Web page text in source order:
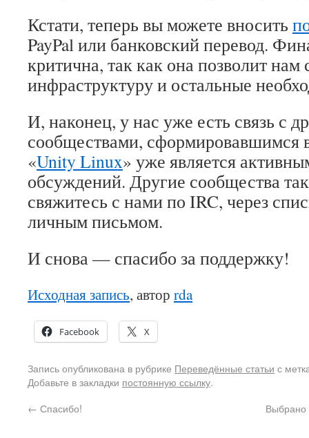
Кстати, теперь вы можете вносить
PayPal или банковский перевод.
критична, так как она позволит нам
инфраструктуру и остальные
И, наконец, у нас уже есть связь с
сообществами, сформировавшимся
«Unity Linux» уже является
обсуждений. Другие сообщества
свяжитесь с нами по IRC, через
личным письмом.
И снова — спасибо за поддержку!
Исходная запись, автор rda
Facebook X
Запись опубликована в рубрике Переведённые статьи с
Добавьте в закладки постоянную ссылку.
← Спасибо! Выбрано